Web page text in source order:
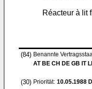
Réacteur à lit
(84) Benannte
AT BE CH DE GB IT
(30) Priorität: 10.05.1988